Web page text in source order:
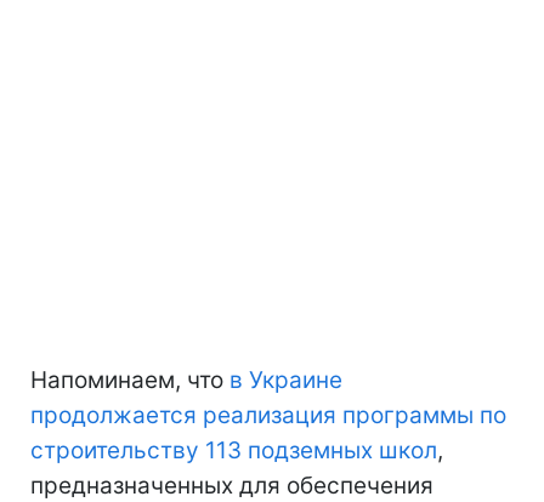
Напоминаем, что в Украине
продолжается реализация программы по
строительству 113 подземных школ,
предназначенных для обеспечения